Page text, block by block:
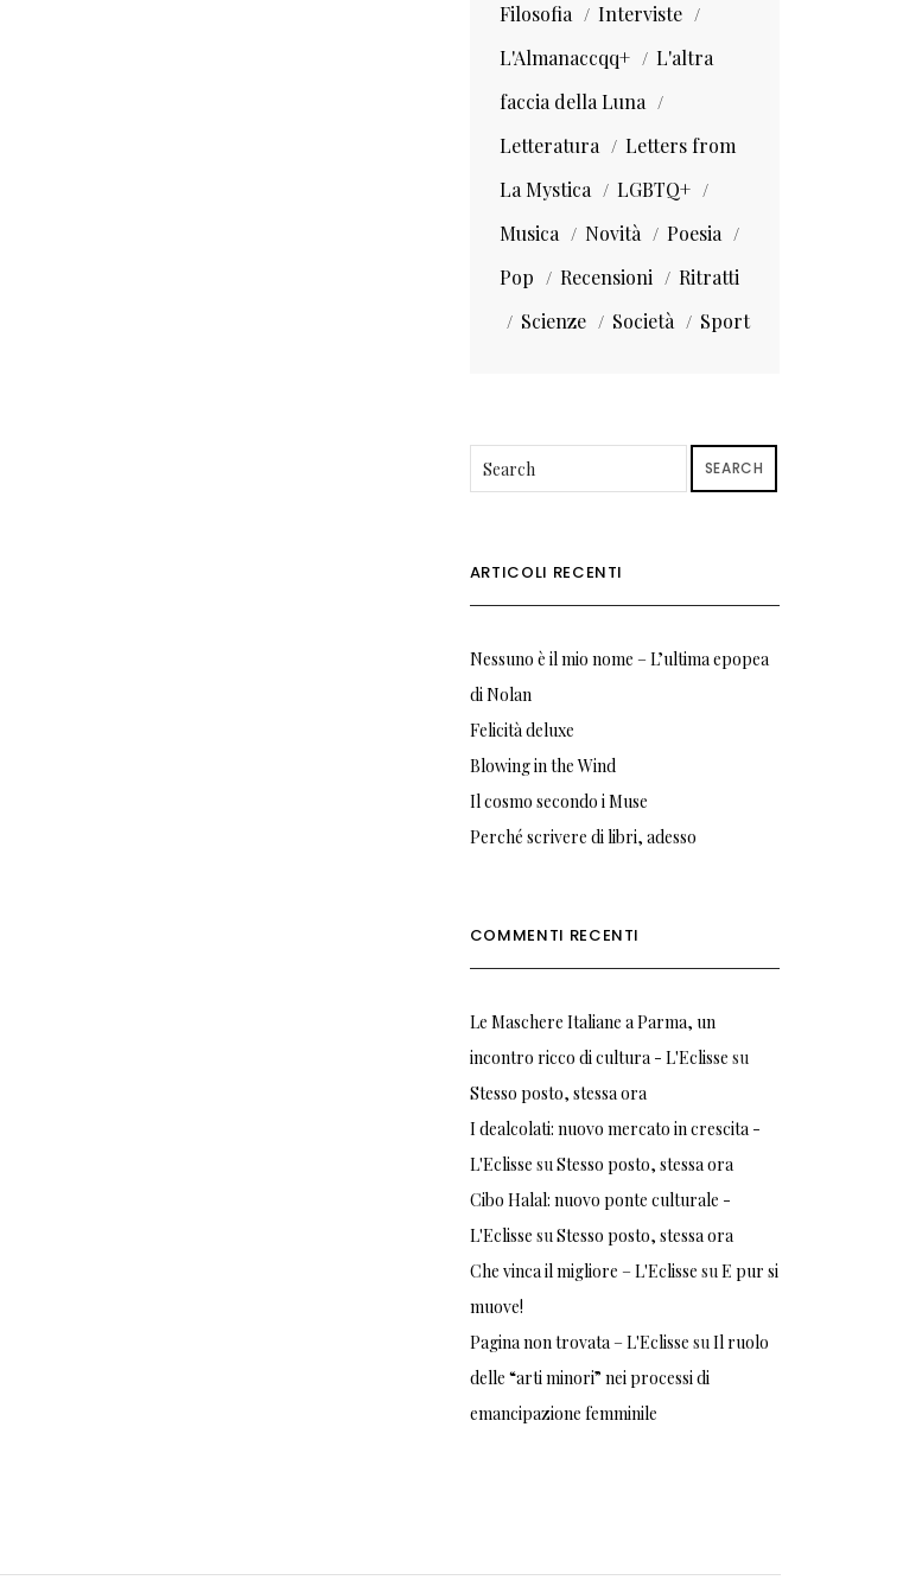
Filosofia
Interviste
L'Almanaccqq+
L'altra
faccia della Luna
Letteratura
Letters from
La Mystica
LGBTQ+
Musica
Novità
Poesia
Pop
Recensioni
Ritratti
Scienze
Società Sport
SEARCH
ARTICOLI RECENTI
Nessuno è il mio nome – L’ultima epopea
di Nolan
Felicità deluxe
Blowing in the Wind
Il cosmo secondo i Muse
Perché scrivere di libri, adesso
COMMENTI RECENTI
Le Maschere Italiane a Parma, un
incontro ricco di cultura - L'Eclisse su
Stesso posto, stessa ora
I dealcolati: nuovo mercato in crescita -
L'Eclisse suStesso posto, stessa ora
Cibo Halal: nuovo ponte culturale -
L'Eclisse suStesso posto, stessa ora
Che vinca il migliore – L'Eclisse suE pur si
muove!
Pagina non trovata – L'Eclisse suIl ruolo
delle “arti minori” nei processi di
emancipazione femminile